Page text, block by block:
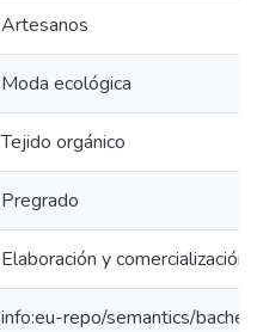
Artesanos
Moda ecológica
Tejido orgánico
Pregrado
Elaboración y
info:eu-repo/semantics/